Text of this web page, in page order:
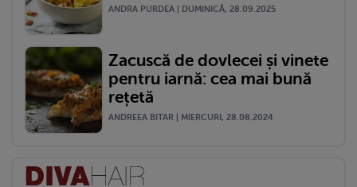
ANDRA PURDEA | DUMINICĂ, 28.09.2025
Zacuscă de dovlecei și vinete
pentru iarnă: cea mai bună
rețetă
ANDREEA BITAR | MIERCURI, 28.08.2024